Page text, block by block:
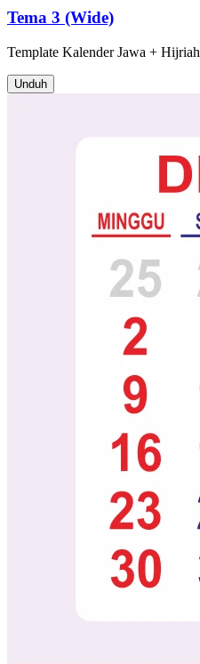
Tema 3 (Wide)
Template Kalender Jawa + Hijriah
Unduh